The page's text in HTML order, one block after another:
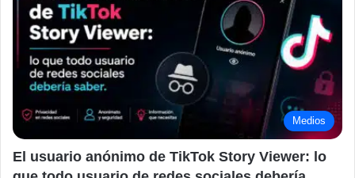
Medios
El usuario anónimo de TikTok Story Viewer: lo